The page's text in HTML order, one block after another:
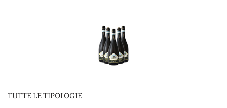
TUTTE LE TIPOLOGIE